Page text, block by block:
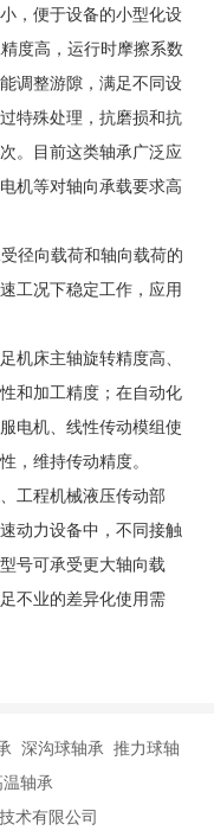
，便于设备的小型化设
度高，运行时摩擦系数
调整游隙，满足不同设
特殊处理，抗磨损和抗
。目前这类轴承广泛应
机等对轴向承载要求高
径向载荷和轴向载荷的
工况下稳定工作，应用
机床主轴旋转精度高、
和加工精度；在自动化
电机、线性传动模组使
，维持传动精度。
工程机械液压传动部
动力设备中，不同接触
号可承受更大轴向载
不业的差异化使用需
深沟球轴承 推力球轴
轴承
术有限公司